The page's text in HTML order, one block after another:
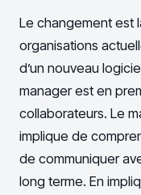
Le changement est
organisations
d’un nouveau
manager est en
collaborateurs. Le
implique de
de communiquer
long terme. En